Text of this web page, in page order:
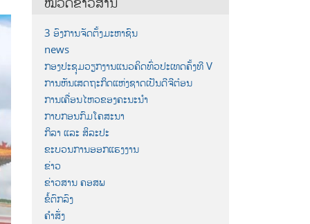
3 ອົງການຈັດຕັ້ງມະຫາຊົນ
news
ກອງປະຊຸມວຽກງານແນວຄິດທົ່ວປະເທດຄັ້ງທີ V
ການຫັນເສດຖະກິດແຫ່ງຊາດເປັນດີຈີຕ໋ອນ
ການເຄື່ອນໄຫວຂອງຄະນະນຳ
ກາບກອນກົມໂຄສະນາ
ກິລາ ແລະ ສິລະປະ
ຂະບວນການອອກແຮງງານ
ຂ່າວ
ຂ່າວສານ ຄອສພ
ຂໍ້ຕົກລົງ
ຄຳສັ່ງ